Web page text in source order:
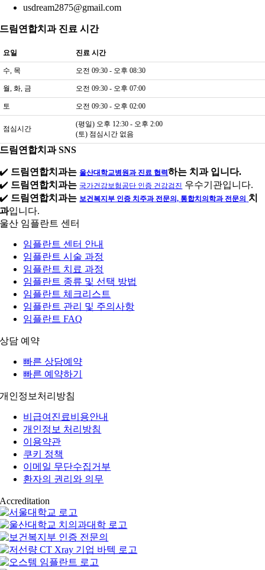
usdream2875@gmail.com
드림연합치과 진료 시간
요일 진료 시간
수, 목 오전 09:30 - 오후 08:30
월, 화, 금 오전 09:30 - 오후 07:00
토 오전 09:30 - 오후 02:00
점심시간
(평일) 오후 12:30 - 오후 2:00
(토) 점심시간 없음
드림연합치과 SNS
✔️ 드림연합치과는 울산대학교병원과 진료 협력하는 치과 입니다.
✔️ 드림연합치과는 국가건강보험공단 인증 건강검진 우수기관입니다.
✔️ 드림연합치과는 보건복지부 인증 치주과 전문의, 통합치의학과 전문의 치
과입니다.
울산 임플란트 센터
임플란트 센터 안내
임플란트 시술 과정
임플란트 치료 과정
임플란트 종류 및 선택 방법
임플란트 체크리스트
임플란트 관리 및 주의사항
임플란트 FAQ
상담 예약
빠른 상담예약
빠른 예약하기
개인정보처리방침
비급여진료비용안내
개인정보 처리방침
이용약관
쿠키 정책
이메일 무단수집거부
환자의 권리와 의무
Accreditation